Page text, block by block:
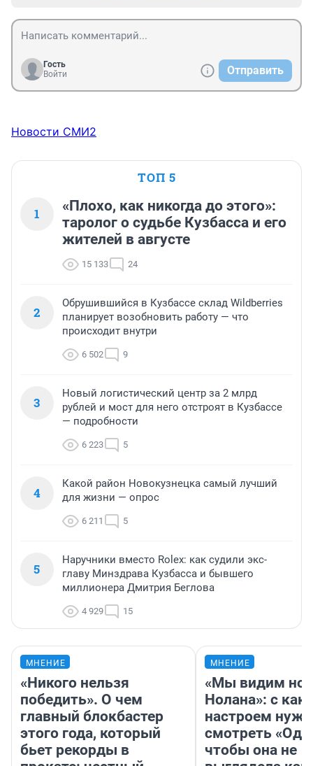
Гость
Войти
Отправить
Новости СМИ2
ТОП 5
1
«Плохо, как никогда до этого»:
таролог о судьбе Кузбасса и его
жителей в августе
15 133 24
2
Обрушившийся в Кузбассе склад Wildberries
планирует возобновить работу — что
происходит внутри
6 502 9
3
Новый логистический центр за 2 млрд
рублей и мост для него отстроят в Кузбассе
— подробности
6 223 5
4
Какой район Новокузнецка самый лучший
для жизни — опрос
6 211 5
5
Наручники вместо Rolex: как судили экс-
главу Минздрава Кузбасса и бывшего
миллионера Дмитрия Беглова
4 929 15
МНЕНИЕ
«Никого нельзя
победить». О чем
главный блокбастер
этого года, который
бьет рекорды в
МНЕНИЕ
«Мы видим
Нолана»: с
настроем
смотреть
чтобы она не